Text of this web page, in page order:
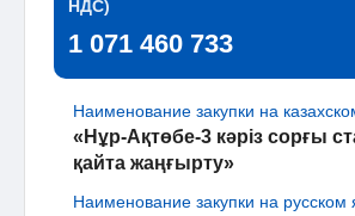
НДС)
1 071 460 733
Наименование закупки на
«Нұр-Ақтөбе-3 кәріз сорғы
қайта жаңғырту»
Наименование закупки на русском